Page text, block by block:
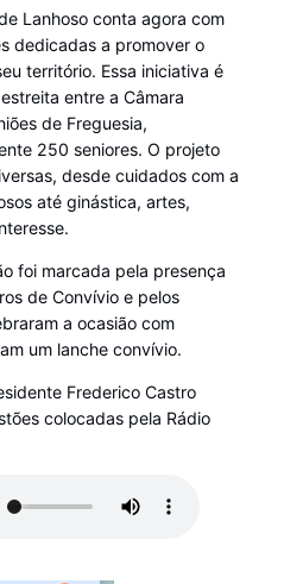
Lanhoso conta agora com
dedicadas a promover o
território. Essa iniciativa é
entre a Câmara
de Freguesia,
250 seniores. O projeto
desde cuidados com a
até ginástica, artes,
foi marcada pela presença
de Convívio e pelos
a ocasião com
um lanche convívio.
Frederico Castro
colocadas pela Rádio